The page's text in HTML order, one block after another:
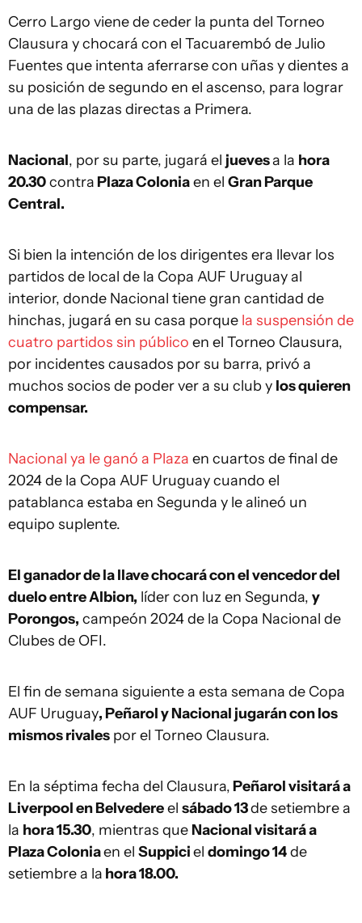
Cerro Largo viene de ceder la punta del Torneo
Clausura y chocará con el Tacuarembó de Julio
Fuentes que intenta aferrarse con uñas y dientes a
su posición de segundo en el ascenso, para lograr
una de las plazas directas a Primera.
Nacional, por su parte, jugará el juevesa la hora
20.30contra Plaza Coloniaen el Gran Parque
Central.
Si bien la intención de los dirigentes era llevar los
partidos de local de la Copa AUF Uruguay al
interior, donde Nacional tiene gran cantidad de
hinchas, jugará en su casa porque la suspensión de
cuatro partidos sin público en el Torneo Clausura,
por incidentes causados por su barra, privó a
muchos socios de poder ver a su club y los quieren
compensar.
Nacional ya le ganó a Plaza en cuartos de final de
2024 de la Copa AUF Uruguay cuando el
patablanca estaba en Segunda y le alineó un
equipo suplente.
El ganador de la llave chocará con el vencedor del
duelo entre Albion, líder con luz en Segunda, y
Porongos, campeón 2024 de la Copa Nacional de
Clubes de OFI.
El fin de semana siguiente a esta semana de Copa
AUF Uruguay, Peñarol y Nacional jugarán con los
mismos rivales por el Torneo Clausura.
En la séptima fecha del Clausura, Peñarol visitará a
Liverpool en Belvedereel sábado 13de setiembre a
la hora 15.30, mientras que Nacional visitará a
Plaza Coloniaen el Suppiciel domingo 14de
setiembre a la hora 18.00.